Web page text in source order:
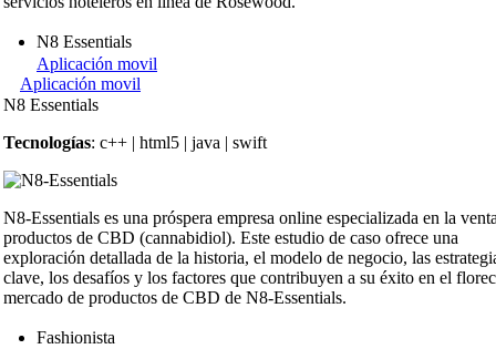
N8 Essentials
Aplicación movil
Aplicación movil
N8 Essentials
Tecnologías: c++ | html5 | java | swift
N8-Essentials es una próspera empresa online especializada en la
productos de CBD (cannabidiol). Este estudio de caso ofrece una
exploración detallada de la historia, el modelo de negocio, las
clave, los desafíos y los factores que contribuyen a su éxito en el
mercado de productos de CBD de N8-Essentials.
Fashionista